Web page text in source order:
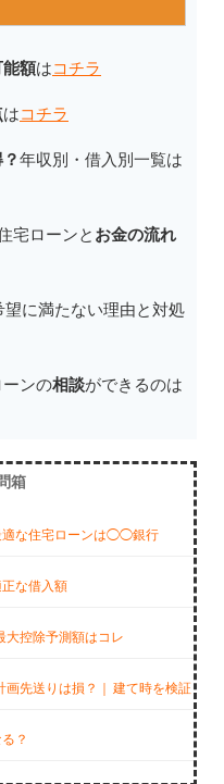
額はコチラ
はコチラ
年収別・借入別一覧は
宅ローンと お金の流れ
望に満たない理由と対処
ンの相談ができるのは
箱
適な住宅ローンは◯◯銀行
正な借入額
大控除予測額はコレ
画先送りは損？｜ 建て時を検証
？